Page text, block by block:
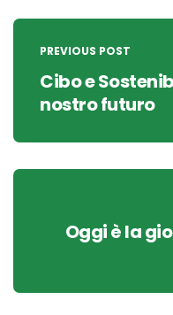
Post
navigation
PREVIOUS POST
Cibo e
nostro futuro
Oggi è la